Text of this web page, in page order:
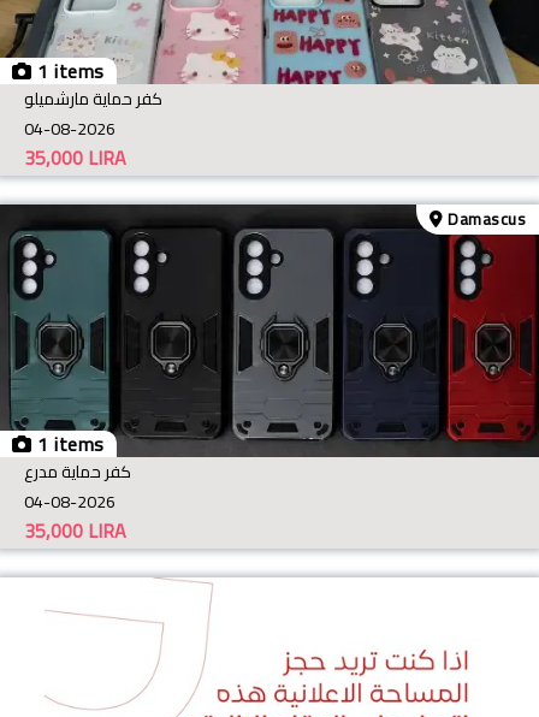
1 items
كفر حماية مارشميلو
04-08-2026
LIRA
35,000
1 items
Damascus
كفر حماية مدرع
04-08-2026
LIRA
35,000